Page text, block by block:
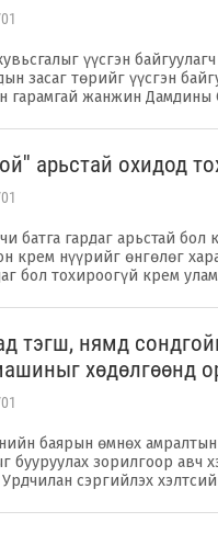
үүсгэн
засаг төрийг үүсгэн
гарамгай жанжин Дамдины
арьстай охидод
батга гардаг арьстай
крем нүүрийг өнгөлөг
бол тохироогүй крем
тэгш, нямд
хөдөлгөөнд
баярын өмнөх
бууруулах зорилгоор авч
сэргийлэх